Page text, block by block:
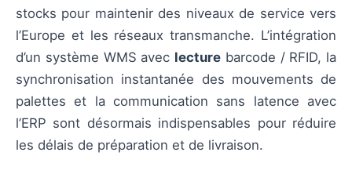
stocks pour maintenir des niveaux de service vers
l’Europe et les réseaux transmanche. L’intégration
d’un système WMS avec lecture barcode / RFID, la
synchronisation instantanée des mouvements de
palettes et la communication sans latence avec
l’ERP sont désormais indispensables pour réduire
les délais de préparation et de livraison.